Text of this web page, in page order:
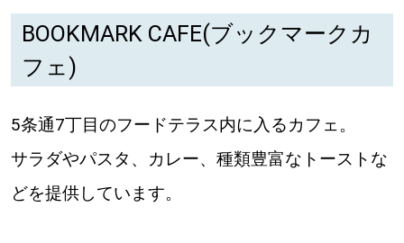
育む
深める
ゆるむ
SitakkeTV
BOOKMARK CAFE(ブックマークカ
フェ)
5条通7丁目のフードテラス内に入るカフェ。
サラダやパスタ、カレー、種類豊富なトーストな
どを提供しています。